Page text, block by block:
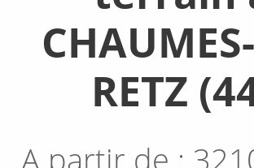
RETZ
A partir de :